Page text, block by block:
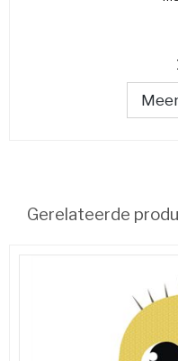
Gerelateerde